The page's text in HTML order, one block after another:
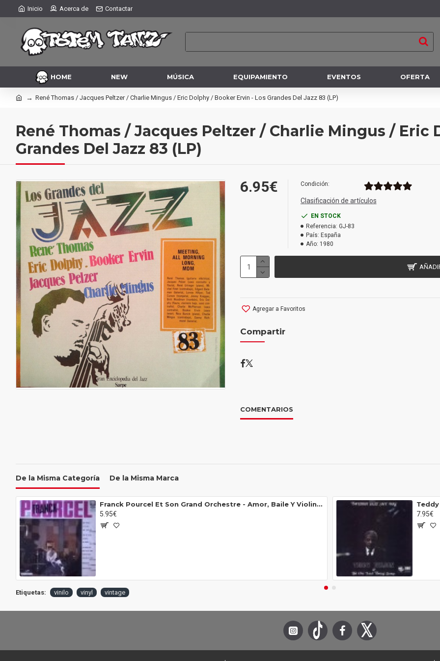
Inicio Acerca de Contactar
HOME NEW MÚSICA EQUIPAMIENTO EVENTOS OFERTA
René Thomas / Jacques Peltzer / Charlie Mingus / Eric Dolphy / Booker Ervin - Los Grandes Del Jazz 83 (LP)
René Thomas / Jacques Peltzer / Charlie Mingus / Eric
Grandes Del Jazz 83 (LP)
6.95€ Condición:
Clasificación de artículos
EN STOCK
Referencia: GJ-83
País: España
Año: 1980
Agregar a Favoritos
Compartir
COMENTARIOS
De la Misma Categoría De la Misma Marca
Franck Pourcel Et Son Grand Orchestre - Amor, Baile Y Violines N.° 6 (LP)
5.95€
7.95€
Etiquetas: vinilo vinyl vintage